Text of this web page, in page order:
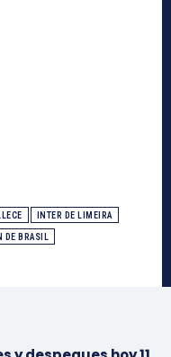
INTER DE LIMEIRA
DE BRASIL